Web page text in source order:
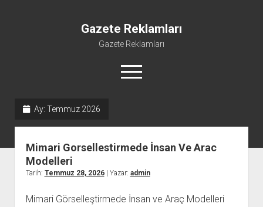
Gazete Reklamları
Gazete Reklamları
menüyü
aç
Ay: Temmuz 2026
Mimari Gorsellestirmede İnsan Ve Arac
Modelleri
Tarih: Temmuz 28, 2026| Yazar: admin
Mimari Görselleştirmede İnsan ve Araç Modelleri